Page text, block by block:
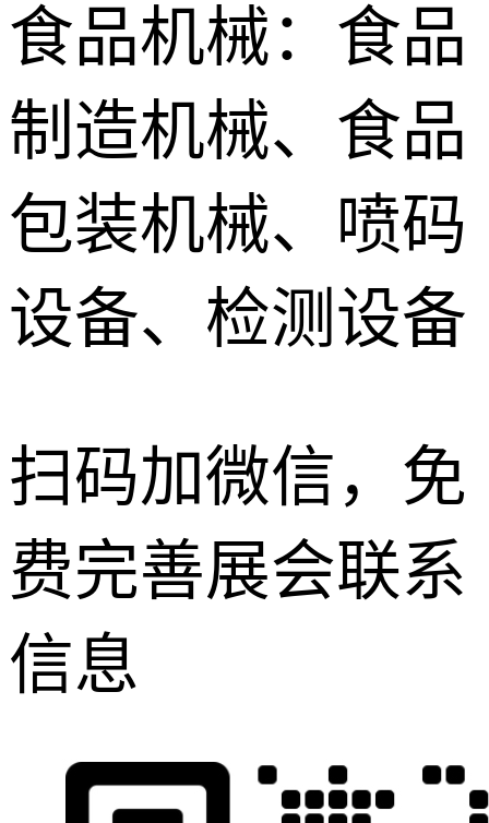
食品机械：食品
制造机械、食品
包装机械、喷码
设备、检测设备
扫码加微信，免
费完善展会联系
信息